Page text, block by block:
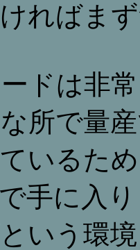
ればま
ドは非
所で量
いるた
手に入
いう環